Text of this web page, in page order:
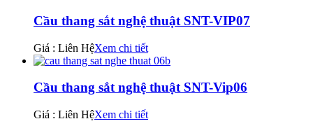
Cầu thang sắt nghệ thuật SNT-VIP07
Giá : Liên HệXem chi tiết
Cầu thang sắt nghệ thuật SNT-Vip06
Giá : Liên HệXem chi tiết